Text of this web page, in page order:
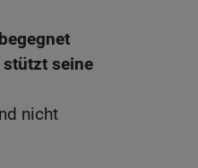
stützt seine
nicht